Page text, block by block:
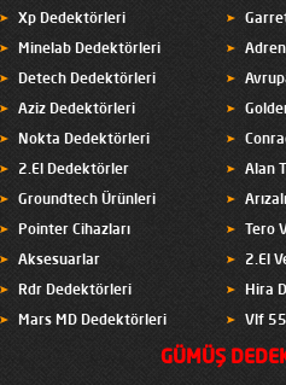
Xp Dedektörleri
Minelab Dedektörleri
Detech Dedektörleri
Aziz Dedektörleri
Nokta Dedektörleri
2.El Dedektörler Alan
Groundtech Ürünleri
Pointer Cihazları Tero
Aksesuarlar 2.El
Rdr Dedektörleri Hira
Mars MD Dedektörleri Vlf
GÜMÜŞ